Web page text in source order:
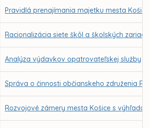
Pravidlá prenajímania majetku mesta
Racionalizácia siete škôl a školských
Analýza výdavkov opatrovateľskej služby
Správa o činnosti občianskeho združenia
Rozvojové zámery mesta Košice s